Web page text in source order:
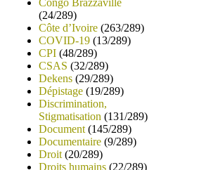
Congo Brazzaville
(24/289)
Côte d’Ivoire (263/289)
COVID-19 (13/289)
CPI (48/289)
CSAS (32/289)
Dekens (29/289)
Dépistage (19/289)
Discrimination,
Stigmatisation (131/289)
Document (145/289)
Documentaire (9/289)
Droit (20/289)
Droits humains (22/289)